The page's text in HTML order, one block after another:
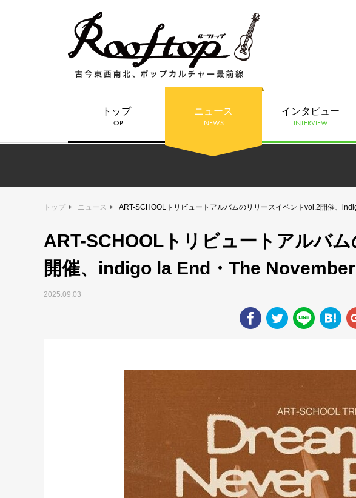
トップ
TOP
ニュース
NEWS
インタビュー
INTERVIEW
トップ ニュース ART-SCHOOLトリビュートアルバムのリリースイベントvol.2開催、
ART-SCHOOLトリビュートアルバ
開催、indigo la End・The
2025.09.03